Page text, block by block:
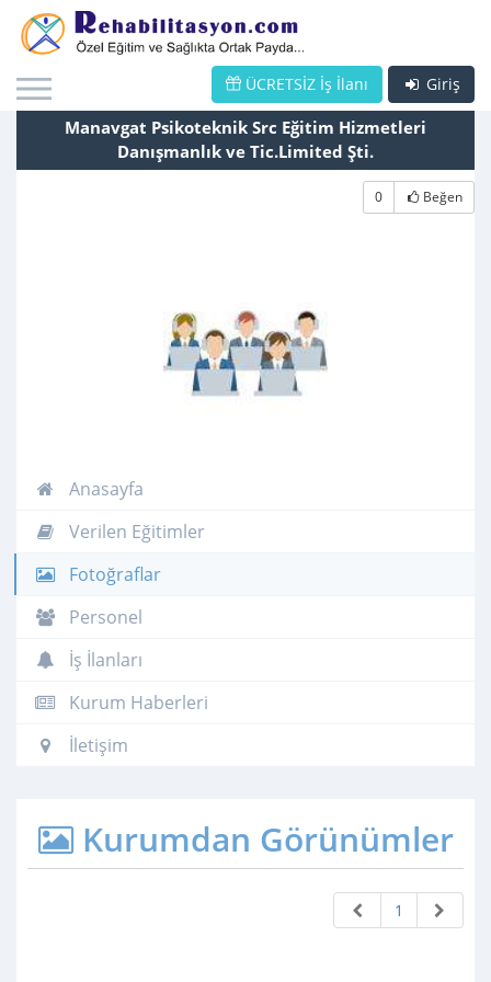
Giriş
ÜCRETSİZ İş İlanı
Manavgat Psikoteknik Src Eğitim Hizmetleri
Danışmanlık ve Tic.Limited Şti.
0 Beğen
Anasayfa
Verilen Eğitimler
Fotoğraflar
Personel
İş İlanları
Kurum Haberleri
İletişim
Kurumdan Görünümler
1